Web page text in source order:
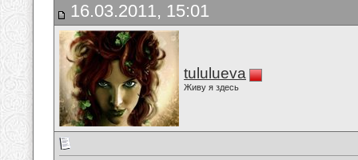
16.03.2011, 15:01
tululueva
Живу я здесь